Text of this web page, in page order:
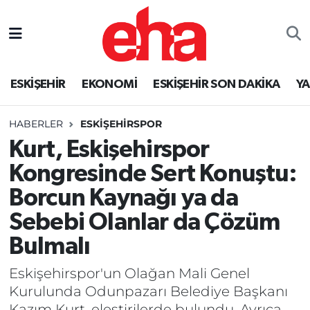
ESKİŞEHİR EKONOMİ ESKİŞEHİR SON DAKİKA
HABERLER ESKİŞEHİRSPOR
Kurt, Eskişehirspor
Kongresinde Sert Konuştu:
Borcun Kaynağı ya da
Sebebi Olanlar da Çözüm
Bulmalı
Eskişehirspor'un Olağan Mali Genel
Kurulunda Odunpazarı Belediye Başkanı